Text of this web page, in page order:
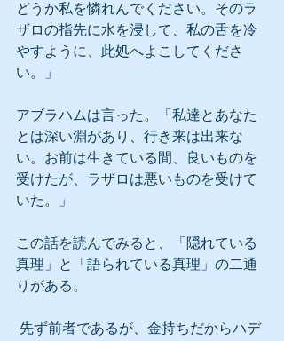
どうか私を憐れんでください。そのラ
ザロの指先に水を浸して、私の舌を冷
やすように、此処へよこしてくださ
い。」
アブラハムは言った。「私達とあなた
とは深い淵があり、行き来は出来な
い。お前は生きている間、良いものを
受けたが、ラザロは悪いものを受けて
いた。」
この話を読んでみると、「隠れている
真理」と「語られている真理」の二通
りがある。